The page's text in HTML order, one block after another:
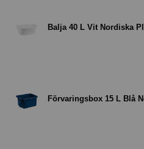
Balja 40 L Vit Nordiska
Förvaringsbox 15 L Blå